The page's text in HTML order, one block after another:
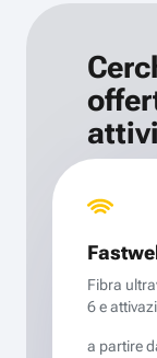
Fibra
6 e
a partire